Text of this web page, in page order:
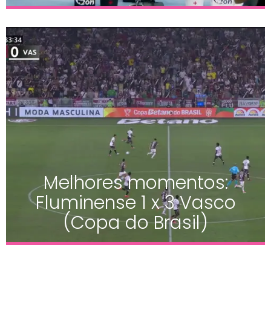
Melhores momentos:
Fluminense 1 x 3 Vasco
(Copa do Brasil)